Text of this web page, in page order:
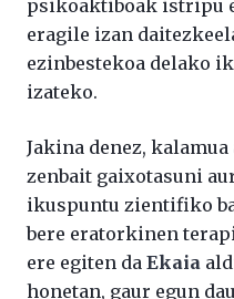
psikoaktiboak istripu
eragile izan
ezinbestekoa delako
izateko.
Jakina denez,
zenbait gaixotasuni
ikuspuntu zientifiko
bere eratorkinen
ere egiten da Ekaia
honetan, gaur egun